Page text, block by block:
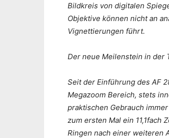
Bildkreis von digitalen
Objektive können nicht an
Vignettierungen führt.
Der neue Meilenstein in der
Seit der Einführung des AF
Megazoom Bereich, stets
praktischen Gebrauch
zum ersten Mal ein 11,1fach
Ringen nach einer weiteren